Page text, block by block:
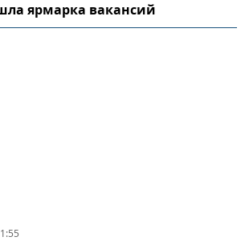
ярмарка вакансий